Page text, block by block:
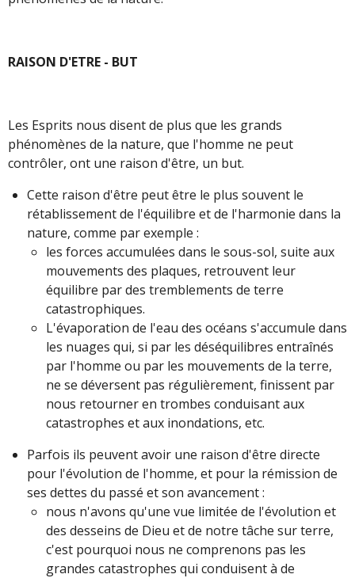
RAISON D'ETRE - BUT
Les Esprits nous disent de plus que les grands
phénomènes de la nature, que l'homme ne peut
contrôler, ont une raison d'être, un but.
Cette raison d'être peut être le plus souvent le
rétablissement de l'équilibre et de l'harmonie dans la
nature, comme par exemple :
les forces accumulées dans le sous-sol, suite aux
mouvements des plaques, retrouvent leur
équilibre par des tremblements de terre
catastrophiques.
L'évaporation de l'eau des océans s'accumule dans
les nuages qui, si par les déséquilibres entraînés
par l'homme ou par les mouvements de la terre,
ne se déversent pas régulièrement, finissent par
nous retourner en trombes conduisant aux
catastrophes et aux inondations, etc.
Parfois ils peuvent avoir une raison d'être directe
pour l'évolution de l'homme, et pour la rémission de
ses dettes du passé et son avancement :
nous n'avons qu'une vue limitée de l'évolution et
des desseins de Dieu et de notre tâche sur terre,
c'est pourquoi nous ne comprenons pas les
grandes catastrophes qui conduisent à de